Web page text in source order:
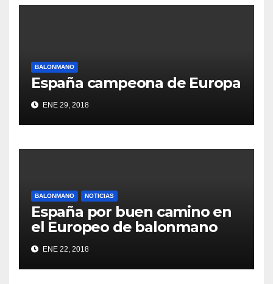
BALONMANO
España campeona de Europa
ENE 29, 2018
BALONMANO NOTICIAS
España por buen camino en
el Europeo de balonmano
ENE 22, 2018